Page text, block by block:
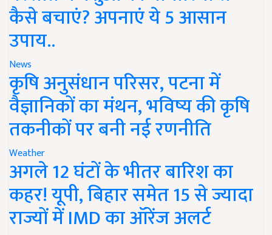
कैसे बचाएं? अपनाएं ये 5 आसान
उपाय..
News
कृषि अनुसंधान परिसर, पटना में
वैज्ञानिकों का मंथन, भविष्य की कृषि
तकनीकों पर बनी नई रणनीति
Weather
अगले 12 घंटों के भीतर बारिश का
कहर! यूपी, बिहार समेत 15 से ज्यादा
राज्यों में IMD का ऑरेंज अलर्ट